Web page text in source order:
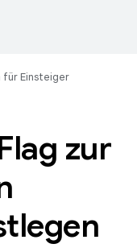
für Einsteiger
zur